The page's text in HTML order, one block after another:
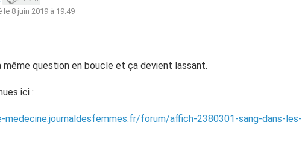
le 8 juin 2019 à 19:49
même question en boucle et ça devient lassant.
ici :
forum/affich-2380301-sang-dans-les-